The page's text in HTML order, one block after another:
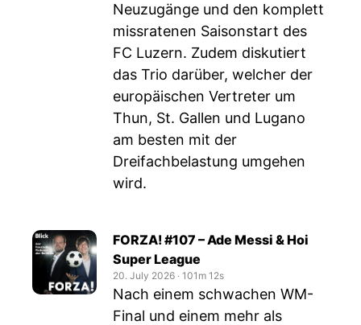
Neuzugänge und den komplett
missratenen Saisonstart des
FC Luzern. Zudem diskutiert
das Trio darüber, welcher der
europäischen Vertreter um
Thun, St. Gallen und Lugano
am besten mit der
Dreifachbelastung umgehen
wird.
FORZA! #107 – Ade Messi & Hoi
Super League
20. July 2026 ‧ 101m 12s
Nach einem schwachen WM-
Final und einem mehr als